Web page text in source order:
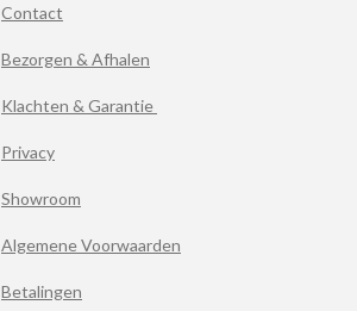
Contact
Bezorgen & Afhalen
Klachten & Garantie
Privacy
Showroom
Algemene Voorwaarden
Betalingen